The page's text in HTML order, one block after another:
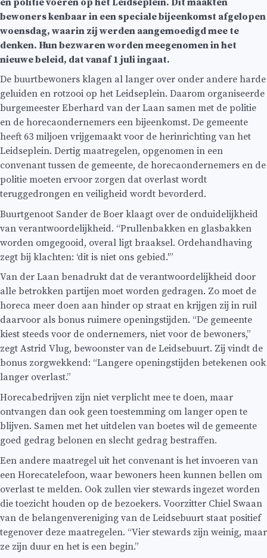
bewoners kenbaar in een speciale bijeenkomst afgelopen
woensdag, waarin zij werden aangemoedigd mee te
denken. Hun bezwaren worden meegenomen in het
nieuwe beleid, dat vanaf 1 juli ingaat.
De buurtbewoners klagen al langer over onder andere harde
geluiden en rotzooi op het Leidseplein. Daarom organiseerde
burgemeester Eberhard van der Laan samen met de politie
en de horecaondernemers een bijeenkomst. De gemeente
heeft 63 miljoen vrijgemaakt voor de herinrichting van het
Leidseplein. Dertig maatregelen, opgenomen in een
convenant tussen de gemeente, de horecaondernemers en de
politie moeten ervoor zorgen dat overlast wordt
teruggedrongen en veiligheid wordt bevorderd.
Buurtgenoot Sander de Boer klaagt over de onduidelijkheid
van verantwoordelijkheid. “Prullenbakken en glasbakken
worden omgegooid, overal ligt braaksel. Ordehandhaving
zegt bij klachten: ‘dit is niet ons gebied.'”
Van der Laan benadrukt dat de verantwoordelijkheid door
alle betrokken partijen moet worden gedragen. Zo moet de
horeca meer doen aan hinder op straat en krijgen zij in ruil
daarvoor als bonus ruimere openingstijden. “De gemeente
kiest steeds voor de ondernemers, niet voor de bewoners,”
zegt Astrid Vlug, bewoonster van de Leidsebuurt. Zij vindt de
bonus zorgwekkend: “Langere openingstijden betekenen ook
langer overlast.”
Horecabedrijven zijn niet verplicht mee te doen, maar
ontvangen dan ook geen toestemming om langer open te
blijven. Samen met het uitdelen van boetes wil de gemeente
goed gedrag belonen en slecht gedrag bestraffen.
Een andere maatregel uit het convenant is het invoeren van
een Horecatelefoon, waar bewoners heen kunnen bellen om
overlast te melden. Ook zullen vier stewards ingezet worden
die toezicht houden op de bezoekers. Voorzitter Chiel Swaan
van de belangenvereniging van de Leidsebuurt staat positief
tegenover deze maatregelen. “Vier stewards zijn weinig, maar
ze zijn duur en het is een begin.”